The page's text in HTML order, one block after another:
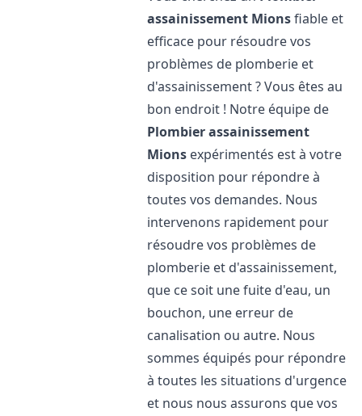
assainissement Mionsfiable et
efficace pour résoudre vos
problèmes de plomberie et
d'assainissement ? Vous êtes au
bon endroit ! Notre équipe de
Plombier assainissement
Mions expérimentés est à votre
disposition pour répondre à
toutes vos demandes. Nous
intervenons rapidement pour
résoudre vos problèmes de
plomberie et d'assainissement,
que ce soit une fuite d'eau, un
bouchon, une erreur de
canalisation ou autre. Nous
sommes équipés pour répondre
à toutes les situations d'urgence
et nous nous assurons que vos